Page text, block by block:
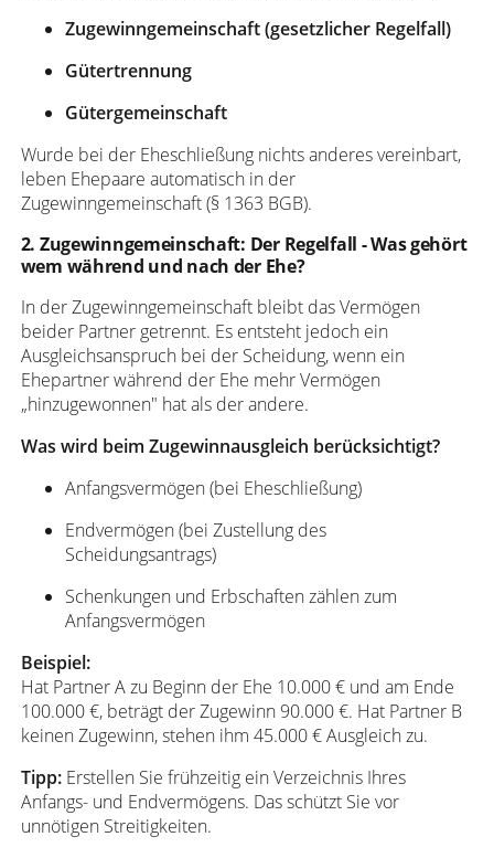
Zugewinngemeinschaft (gesetzlicher Regelfall)
Gütertrennung
Gütergemeinschaft
Wurde bei der Eheschließung nichts anderes vereinbart,
leben Ehepaare automatisch in der
Zugewinngemeinschaft (§ 1363 BGB).
2. Zugewinngemeinschaft: Der Regelfall - Was gehört
wem während und nach der Ehe?
In der Zugewinngemeinschaft bleibt das Vermögen
beider Partner getrennt. Es entsteht jedoch ein
Ausgleichsanspruch bei der Scheidung, wenn ein
Ehepartner während der Ehe mehr Vermögen
„hinzugewonnen" hat als der andere.
Was wird beim Zugewinnausgleich berücksichtigt?
Anfangsvermögen (bei Eheschließung)
Endvermögen (bei Zustellung des
Scheidungsantrags)
Schenkungen und Erbschaften zählen zum
Anfangsvermögen
Beispiel:
Hat Partner A zu Beginn der Ehe 10.000 € und am Ende
100.000 €, beträgt der Zugewinn 90.000 €. Hat Partner B
keinen Zugewinn, stehen ihm 45.000 € Ausgleich zu.
Tipp:Erstellen Sie frühzeitig ein Verzeichnis Ihres
Anfangs- und Endvermögens. Das schützt Sie vor
unnötigen Streitigkeiten.